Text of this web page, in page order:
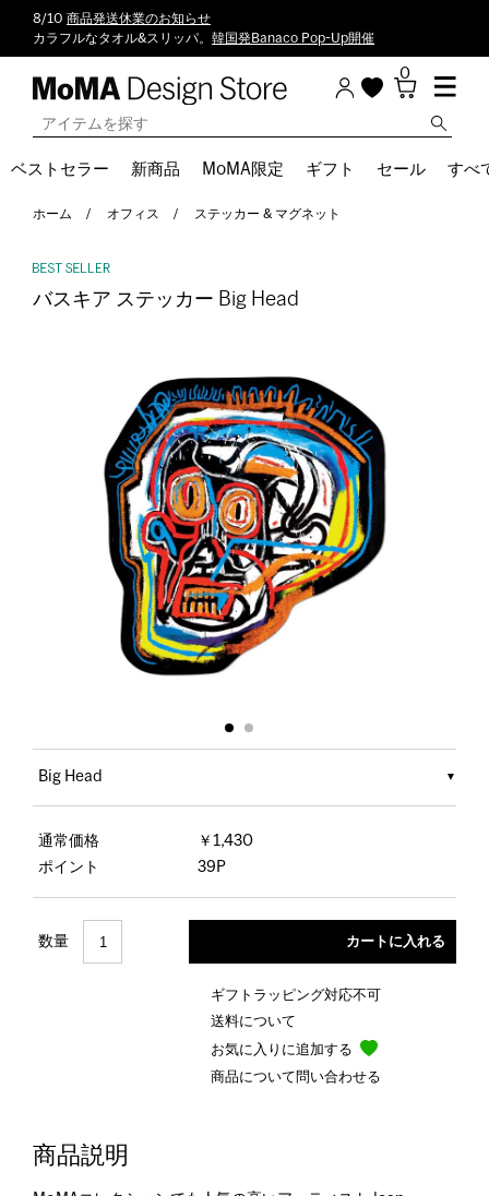
8/10 商品発送休業のお知らせ
カラフルなタオル&スリッパ。 韓国発Banaco Pop-Up開催
0
ベストセラー 新商品 MoMA限定 ギフト セール すべ
ホーム オフィス ステッカー & マグネット
バスキア ステッカー Big Head
Big Head
通常価格
￥1,430
ポイント
39P
数量
ギフトラッピング対応不可
送料について
お気に入りに追加する
商品について問い合わせる
商品説明